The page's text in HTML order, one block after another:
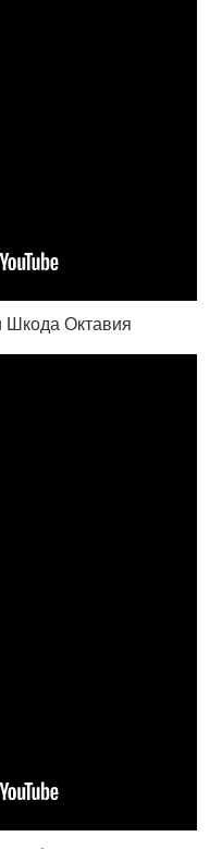
Шкода Октавия